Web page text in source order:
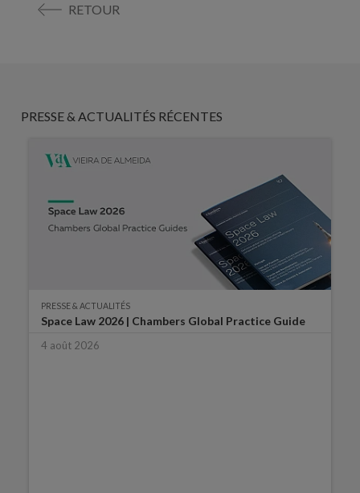
RETOUR
PRESSE & ACTUALITÉS RÉCENTES
PRESSE & ACTUALITÉS
Space Law 2026 | Chambers Global Practice Guide
4 août 2026